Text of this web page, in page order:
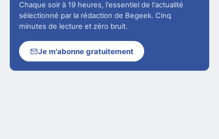
Chaque soir à 19 heures, l'essentiel de l'actualité
sélectionné par la rédaction de Begeek. Cinq
minutes de lecture et zéro bruit.
Je m'abonne gratuitement